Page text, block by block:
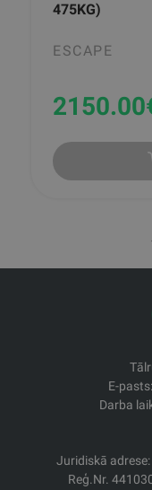
475KG)
ESCAPE
2150.00
E-
Darba
Juridiskā adrese:
Reģ.Nr.